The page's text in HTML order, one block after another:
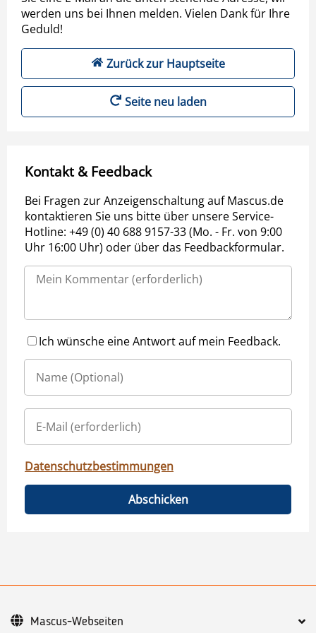
werden uns bei Ihnen melden. Vielen Dank für Ihre
Geduld!
Zurück zur Hauptseite
Seite neu laden
Kontakt & Feedback
Bei Fragen zur Anzeigenschaltung auf Mascus.de
kontaktieren Sie uns bitte über unsere Service-
Hotline: +49 (0) 40 688 9157-33 (Mo. - Fr. von 9:00
Uhr 16:00 Uhr) oder über das Feedbackformular.
Ich wünsche eine Antwort auf mein Feedback.
Datenschutzbestimmungen
Abschicken
Mascus-Webseiten